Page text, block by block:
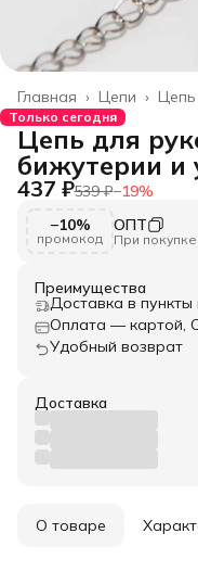
Цепи ›
Главная ›
Только сегодня
Цепь для
бижутерии и
437 ₽539 ₽−19%
−10%
промокод
ОПТ
При покупке
Преимущества
Доставка в
Оплата — картой,
Удобный возврат
Доставка
О товаре